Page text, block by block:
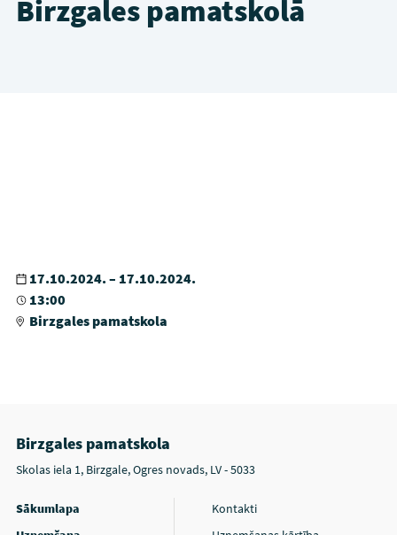
Birzgales pamatskolā
17.10.2024. – 17.10.2024.
13:00
Birzgales pamatskola
Birzgales pamatskola
Skolas iela 1, Birzgale, Ogres novads, LV - 5033
Sākumlapa
Kontakti